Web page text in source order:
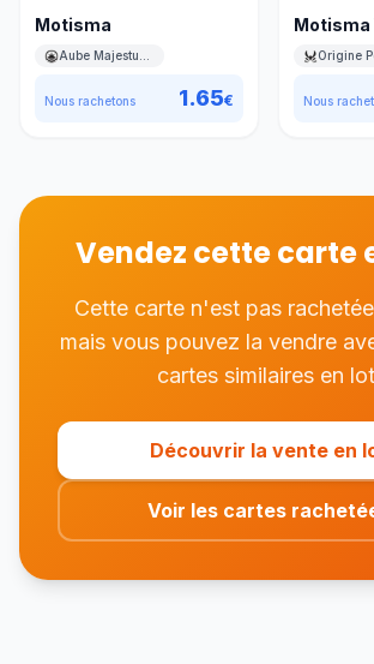
Motisma
Nous rachetons 1.65€
Motisma
Origine
Nous
Vendez cette carte
Cette carte n'est pas
mais vous pouvez la vendre
cartes similaires en
Découvrir la vente en
Voir les cartes